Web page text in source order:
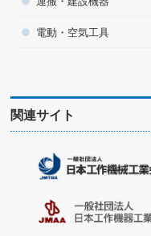
電動・空気工具
関連サイト